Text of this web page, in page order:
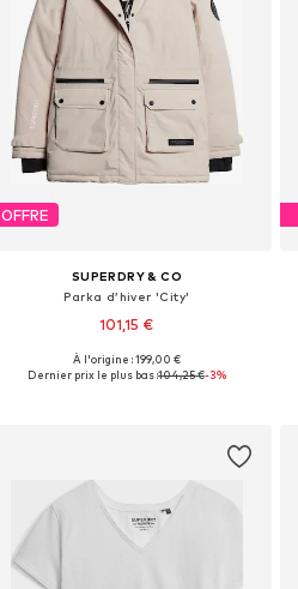
OFFRE
SUPERDRY & CO
Parka d’hiver 'City'
101,15 €
Tailles disponibles: XS, S
À l'origine : 199,00 €
Dernier prix le plus bas :104,25 €-3%